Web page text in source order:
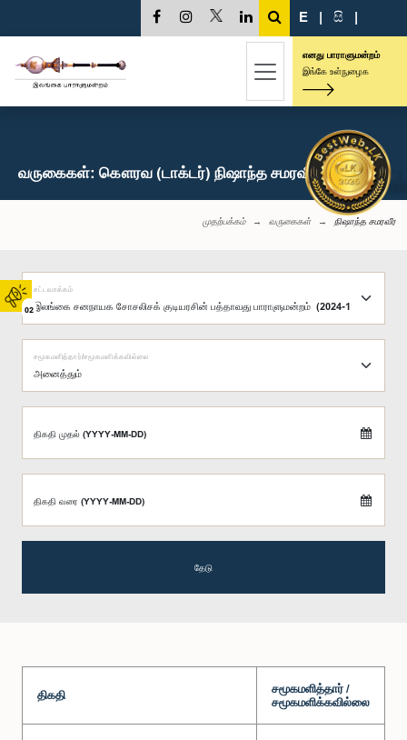
02
E | සි |
எனது பாராளுமன்றம்
இங்கே உள்நுழைக
வருகைகள்: கௌரவ (டாக்டர்) நிஷாந்த சமரவீர, பா.உ.
முதற்பக்கம் வருகைகள் நிஷாந்த சமரவீர
சட்டவாக்கம்
சமூகமளித்தார்/சமூகமளிக்கவில்லை
திகதி முதல் (YYYY-MM-DD)
திகதி வரை (YYYY-MM-DD)
தேடு
திகதி
சமூகமளித்தார் /
சமூகமளிக்கவில்லை